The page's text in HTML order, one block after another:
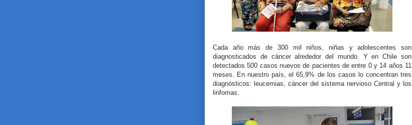
Cada año más de 300 mil niños, niñas y adolescentes son
diagnosticados de cáncer alrededor del mundo. Y en Chile son
detectados 500 casos nuevos de pacientes de entre 0 y 14 años 11
meses. En nuestro país, el 65,9% de los casos lo concentran tres
diagnósticos: leucemias, cáncer del sistema nervioso Central y los
linfomas.